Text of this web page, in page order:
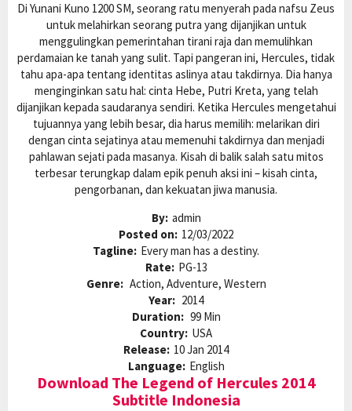
Di Yunani Kuno 1200 SM, seorang ratu menyerah pada nafsu Zeus
untuk melahirkan seorang putra yang dijanjikan untuk
menggulingkan pemerintahan tirani raja dan memulihkan
perdamaian ke tanah yang sulit. Tapi pangeran ini, Hercules, tidak
tahu apa-apa tentang identitas aslinya atau takdirnya. Dia hanya
menginginkan satu hal: cinta Hebe, Putri Kreta, yang telah
dijanjikan kepada saudaranya sendiri. Ketika Hercules mengetahui
tujuannya yang lebih besar, dia harus memilih: melarikan diri
dengan cinta sejatinya atau memenuhi takdirnya dan menjadi
pahlawan sejati pada masanya. Kisah di balik salah satu mitos
terbesar terungkap dalam epik penuh aksi ini – kisah cinta,
pengorbanan, dan kekuatan jiwa manusia.
By: admin
Posted on: 12/03/2022
Tagline: Every man has a destiny.
Rate: PG-13
Genre: Action, Adventure, Western
Year: 2014
Duration: 99 Min
Country: USA
Release: 10 Jan 2014
Language: English
Download The Legend of Hercules 2014
Subtitle Indonesia